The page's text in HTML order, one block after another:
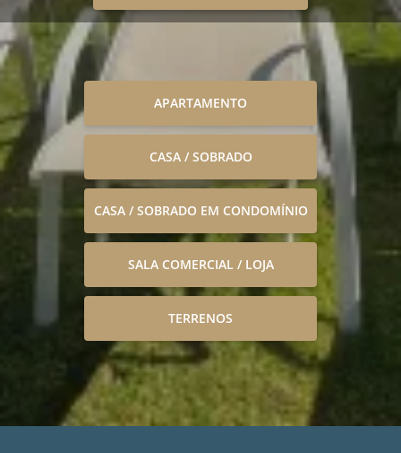
APARTAMENTO
CASA / SOBRADO
CASA / SOBRADO EM CONDOMÍNIO
SALA COMERCIAL / LOJA
TERRENOS